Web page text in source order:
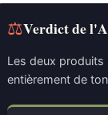
⚖Verdict de
Les deux
entièrement de